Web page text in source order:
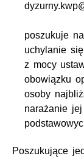
poszukuje
uchylanie
z mocy
obowiązku
osoby
narażanie
Poszukujące